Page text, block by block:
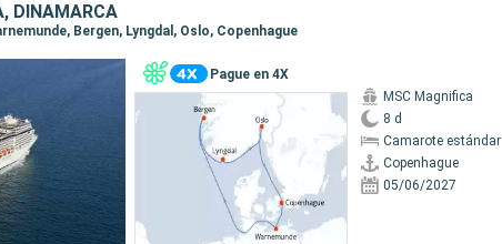
DINAMARCA
Bergen, Lyngdal, Oslo, Copenhague
Pague en 4X
MSC Magnifica
8 d
Camarote estándar
Copenhague
05/06/2027